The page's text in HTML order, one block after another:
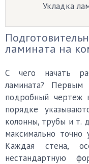
Укладка
ламината на
С чего начать
ламината? Первым
подробный чертеж
порядке
колонны, трубы и т.
максимально точно
Каждая стена,
нестандартную